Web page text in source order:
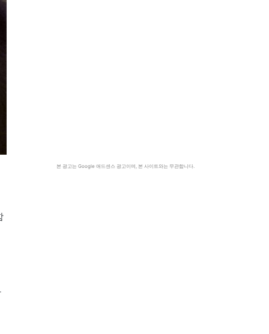
본 광고는 Google 애드센스 광고이며, 본 사이트와는 무관합니다.